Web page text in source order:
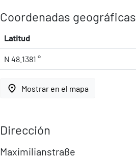
Coordenadas geográficas
Latitud
N 48.1381 °
place Mostrar en el mapa
Dirección
Maximilianstraße